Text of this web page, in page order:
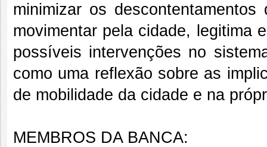
minimizar os
movimentar pela cidade, legitima
possíveis intervenções no
como uma reflexão sobre as
de mobilidade da cidade e na
MEMBROS DA BANCA: